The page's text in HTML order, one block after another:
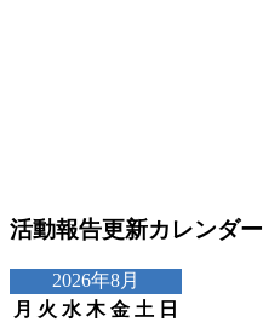
活動報告更新カレンダー
2026年8月
月 火 水 木 金 土 日